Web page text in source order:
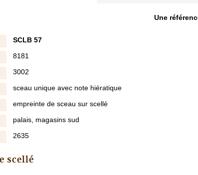
Une
SCLB 57
8181
3002
sceau unique avec note hiératique
empreinte de sceau sur scellé
palais, magasins sud
2635
scellé